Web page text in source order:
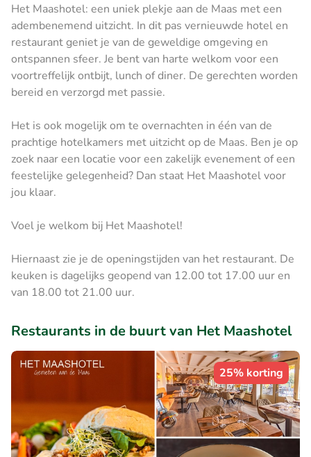
Het Maashotel: een uniek plekje aan de Maas met een
adembenemend uitzicht. In dit pas vernieuwde hotel en
restaurant geniet je van de geweldige omgeving en
ontspannen sfeer. Je bent van harte welkom voor een
voortreffelijk ontbijt, lunch of diner. De gerechten worden
bereid en verzorgd met passie.
Het is ook mogelijk om te overnachten in één van de
prachtige hotelkamers met uitzicht op de Maas. Ben je op
zoek naar een locatie voor een zakelijk evenement of een
feestelijke gelegenheid? Dan staat Het Maashotel voor
jou klaar.
Voel je welkom bij Het Maashotel!
Hiernaast zie je de openingstijden van het restaurant. De
keuken is dagelijks geopend van 12.00 tot 17.00 uur en
van 18.00 tot 21.00 uur.
Restaurants in de buurt van Het Maashotel
25% korting